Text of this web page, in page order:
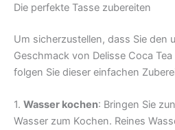
Die perfekte Tasse zubereiten
Um sicherzustellen, dass Sie den
Geschmack von Delisse Coca
folgen Sie dieser einfachen
1. Wasser kochen: Bringen Sie
Wasser zum Kochen. Reines